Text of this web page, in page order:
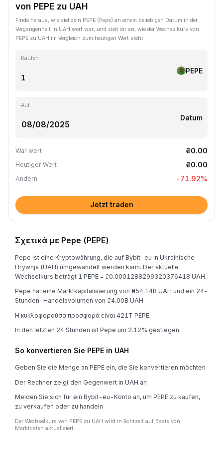
von PEPE zu UAH
Finde heraus, wie viel dein PEPE (Pepe) an einem beliebigen Datum in der
Vergangenheit in UAH wert war, und sieh dir an, wie der Wechselkurs von
PEPE zu UAH im Vergleich zum heutigen Wert steht.
Kaufen
PEPE
Auf
Datum
War wert ₴0.00
Heutiger Wert ₴0.00
Ändern -71.92%
Jetzt traden
Σχετικά με Pepe (PEPE)
Pepe ist eine Kryptowährung, die auf Bybit-eu in Ukrainische
Hrywnja (UAH) umgewandelt werden kann. Der aktuelle
Wechselkurs beträgt 1 PEPE = ₴0.0001288299320376418 UAH.
Pepe hat eine Marktkapitalisierung von ₴54.14B UAH und ein 24-
Stunden-Handelsvolumen von ₴4.00B UAH.
Η κυκλοφορούσα προσφορά είναι 421T PEPE.
In den letzten 24 Stunden ist Pepe um 2.12% gestiegen.
So konvertieren Sie PEPE in UAH
Geben Sie die Menge an PEPE ein, die Sie konvertieren möchten
Der Rechner zeigt den Gegenwert in UAH an
Melden Sie sich für ein Bybit-eu-Konto an, um PEPE zu kaufen,
zu verkaufen oder zu handeln
Der Wechselkurs von PEPE zu UAH wird in Echtzeit auf Basis von
Marktdaten aktualisiert.